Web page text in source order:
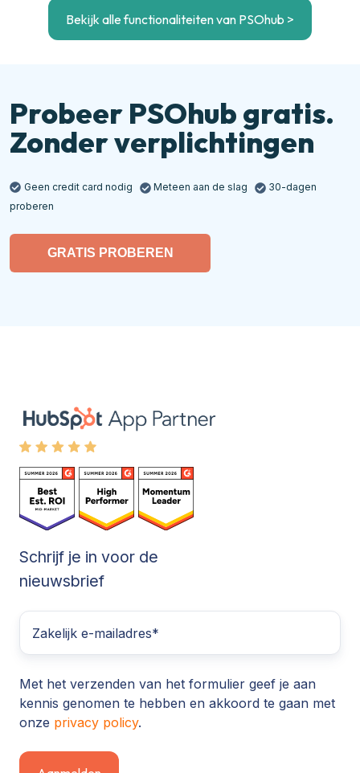
Bekijk alle functionaliteiten van PSOhub >
Probeer PSOhub gratis.
Zonder verplichtingen
Geen credit card nodig Meteen aan de slag
30-dagen
proberen
GRATIS PROBEREN
Schrijf je in voor de
nieuwsbrief
Met het verzenden van het formulier geef je aan
kennis genomen te hebben en akkoord te gaan met
onze privacy policy.